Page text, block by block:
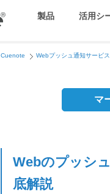
製品
メール配信シス
SMS配信サービ
活用シ
Cuenote Webプッシュ通知サービス
マ
Webのプッシ
底解説